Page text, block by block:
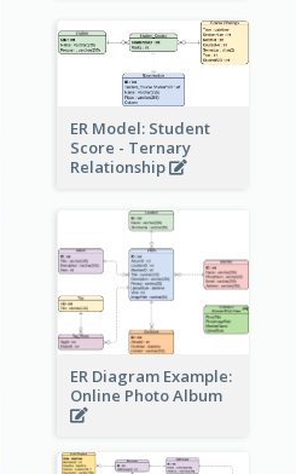
ER Model: Student
Score - Ternary
Relationship
ER Diagram Example:
Online Photo Album